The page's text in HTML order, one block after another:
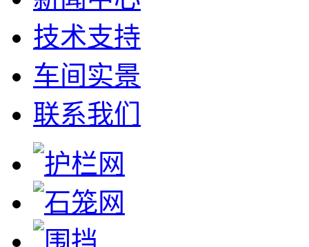
技术支持
车间实景
联系我们